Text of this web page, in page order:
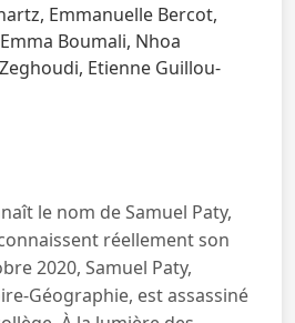
Emmanuelle Bercot,
Boumali, Nhoa
Etienne Guillou-
le nom de Samuel Paty,
réellement son
2020, Samuel Paty,
Géographie, est assassiné